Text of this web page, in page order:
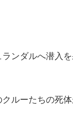
ンダルへ潜入
ルーたちの死体